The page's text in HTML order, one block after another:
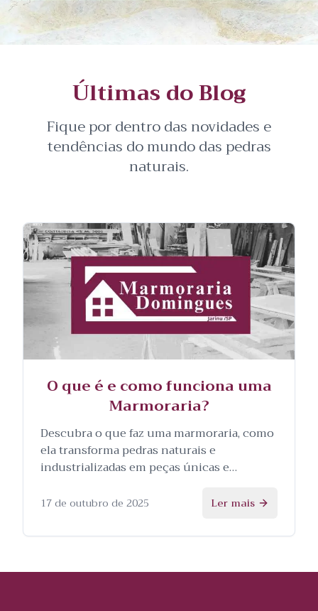
Últimas do Blog
Fique por dentro das novidades e
tendências do mundo das pedras
naturais.
O que é e como funciona uma
Marmoraria?
Descubra o que faz uma marmoraria, como
ela transforma pedras naturais e
industrializadas em peças únicas e
processo.
17 de outubro de 2025 Ler mais